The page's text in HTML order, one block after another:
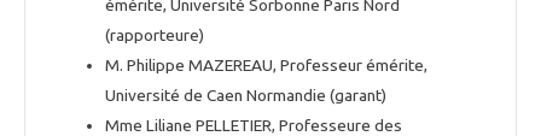
émérite, Université Sorbonne Paris Nord
(rapporteure)
M. Philippe MAZEREAU, Professeur émérite,
Université de Caen Normandie (garant)
Mme Liliane PELLETIER, Professeure des